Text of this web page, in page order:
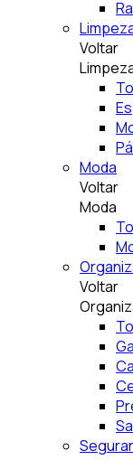
Voltar
Moda
Voltar
Moda
Voltar